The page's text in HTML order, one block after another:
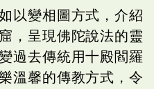
以變相圖方式，介紹
，呈現佛陀說法的靈
過去傳統用十殿閻羅
溫馨的傳教方式，令